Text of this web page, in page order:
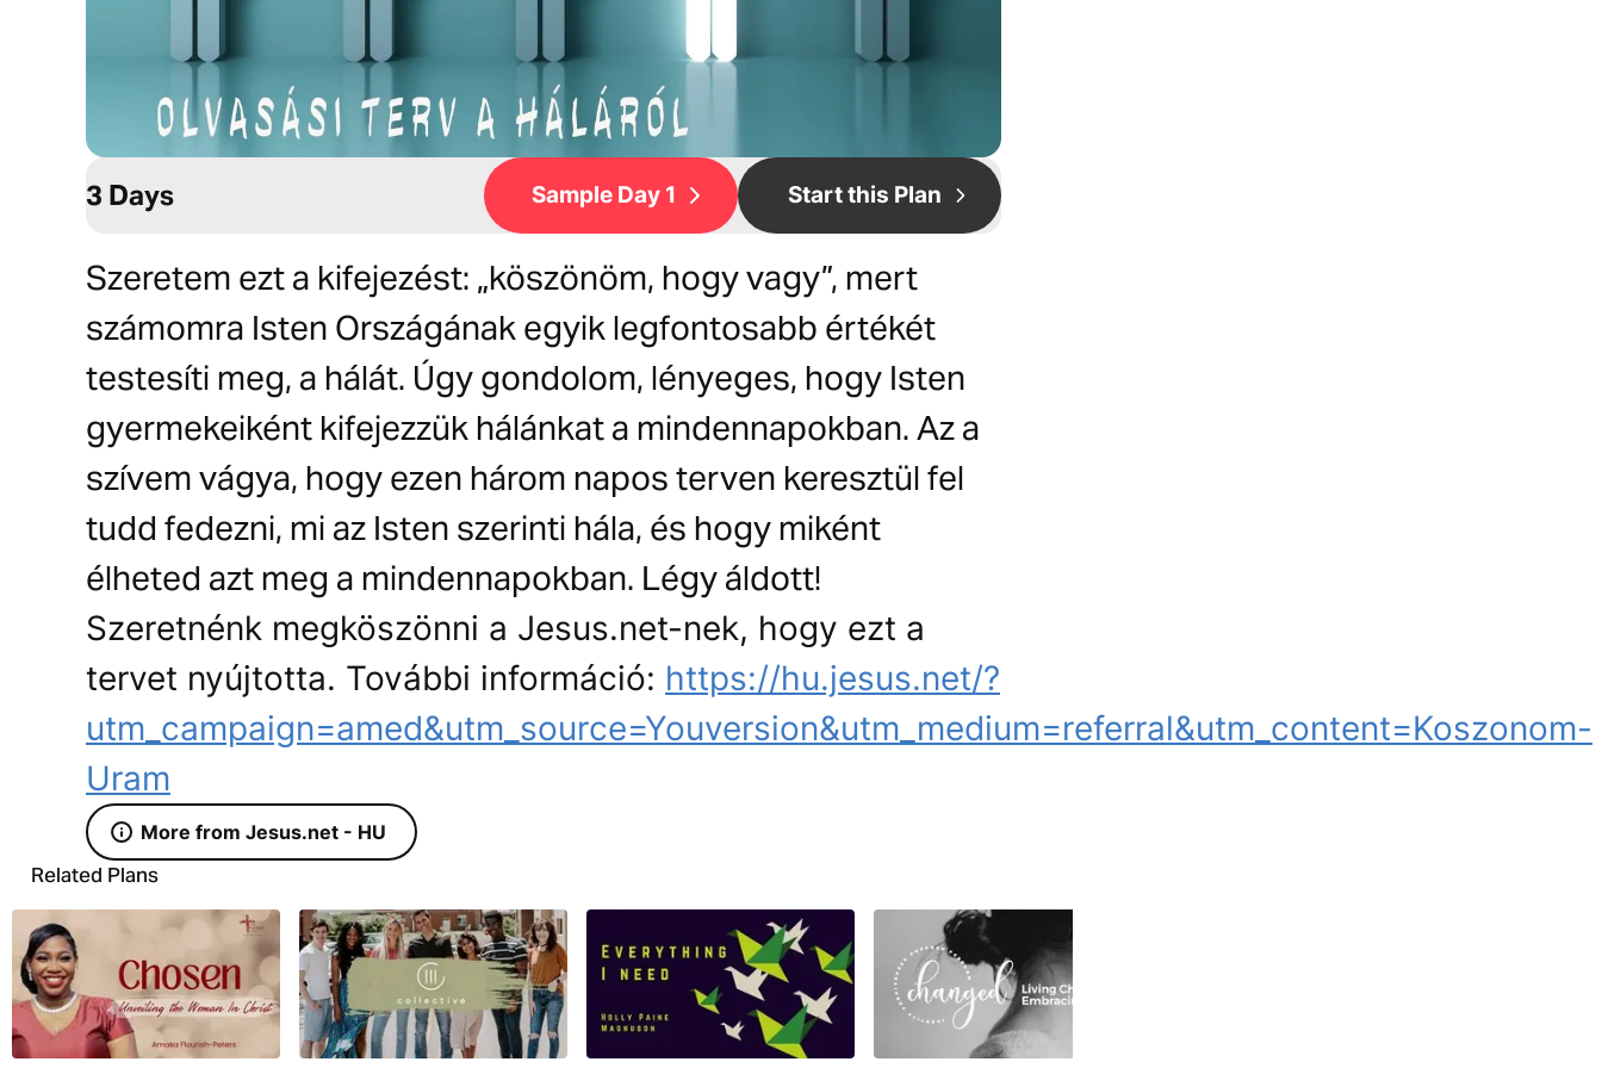
3 Days Sample Day 1 Start this Plan
Szeretem ezt a kifejezést: „köszönöm, hogy vagy”, mert
számomra Isten Országának egyik legfontosabb értékét
testesíti meg, a hálát. Úgy gondolom, lényeges, hogy Isten
gyermekeiként kifejezzük hálánkat a mindennapokban. Az a
szívem vágya, hogy ezen három napos terven keresztül fel
tudd fedezni, mi az Isten szerinti hála, és hogy miként
élheted azt meg a mindennapokban. Légy áldott!
Szeretnénk megköszönni a Jesus.net-nek, hogy ezt a
tervet nyújtotta. További információ: https://hu.jesus.net/?
utm_campaign=amed&utm_source=Youversion&utm_medium=referral&utm_content=Koszonom-
Uram
More from Jesus.net - HU
Related Plans